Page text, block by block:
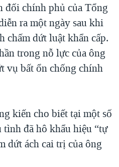
đối chính phủ của Tổng
ra một ngày sau khi
dứt luật khẩn cấp.
trong nỗ lực của ông
vụ bất ổn chống chính
kiến cho biết tại một số
đã hô khẩu hiệu “tự
dứt ách cai trị của ông